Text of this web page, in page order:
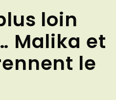
loin
Malika et
le